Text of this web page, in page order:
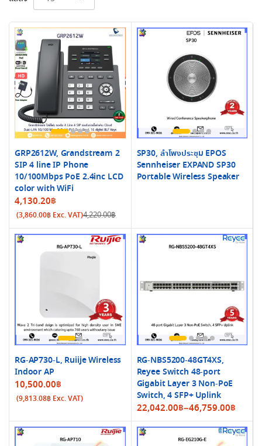
GRP2612W, Grandstream 2
SIP 4 line IP Phone
10/100Mbps PoE 2.4inc LCD
color with WiFi
4,220.00฿
Original
price
was:
4,220.00฿.
4,130.20฿
Current
price
is:
4,130.20฿.
(3,860.00฿ Exc. VAT)
SP30, ลำโพงประชุม EPOS
Sennheiser EXPAND SP30
Portable Wireless Speaker
RG-AP730-L, Ruiije Wireless
Indoor AP
10,500.00฿
(9,813.08฿ Exc. VAT)
RG-NBS5200-48GT4XS,
Reyee Switch 48-port
Gigabit Layer 3 Non-PoE
Switch, 4 SFP+ Uplink
22,042.00฿–46,759.00฿
Price
range:
22,042.00฿